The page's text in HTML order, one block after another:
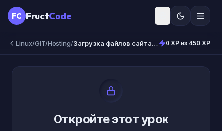
FC FructCode
Linux/GIT/Hosting/ Загрузка файлов сайта через SSH на хостинг из GIT репозитория 0 XP из 450 XP
Откройте этот урок